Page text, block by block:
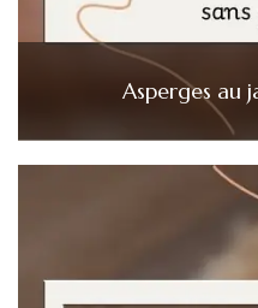
Asperges au